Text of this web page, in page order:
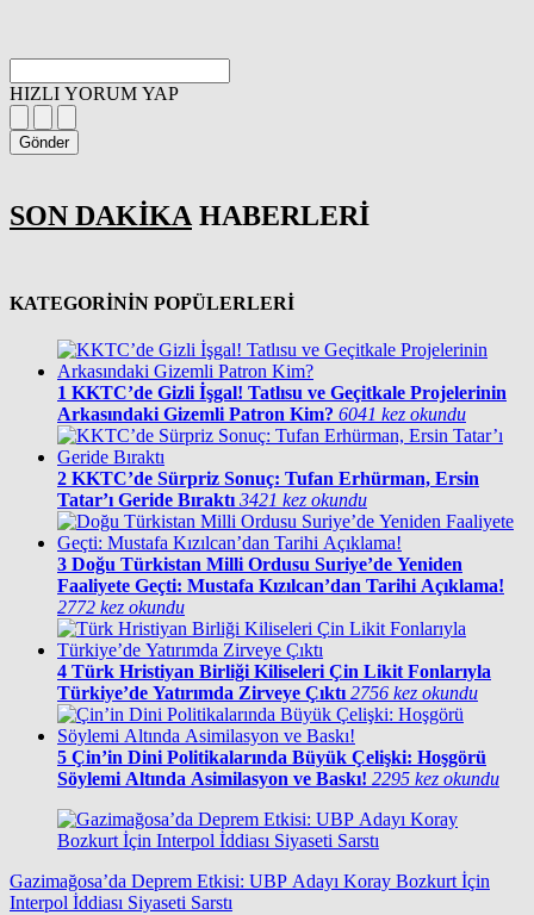
HIZLI YORUM YAP
Gönder
SON DAKİKA HABERLERİ
KATEGORİNİN POPÜLERLERİ
1 KKTC’de Gizli İşgal! Tatlısu ve Geçitkale Projelerinin
Arkasındaki Gizemli Patron Kim? 6041 kez okundu
2 KKTC’de Sürpriz Sonuç: Tufan Erhürman, Ersin
Tatar’ı Geride Bıraktı 3421 kez okundu
3 Doğu Türkistan Milli Ordusu Suriye’de Yeniden
Faaliyete Geçti: Mustafa Kızılcan’dan Tarihi Açıklama!
2772 kez okundu
4 Türk Hristiyan Birliği Kiliseleri Çin Likit Fonlarıyla
Türkiye’de Yatırımda Zirveye Çıktı 2756 kez okundu
5 Çin’in Dini Politikalarında Büyük Çelişki: Hoşgörü
Söylemi Altında Asimilasyon ve Baskı! 2295 kez okundu
Gazimağosa’da Deprem Etkisi: UBP Adayı Koray Bozkurt İçin
Interpol İddiası Siyaseti Sarstı